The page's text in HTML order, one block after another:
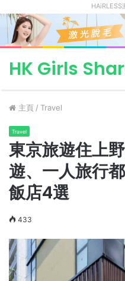
HAiRLESS
HK Girls
主頁 / Travel
Travel
東京旅遊住上
遊、一人旅行
飯店4選
433